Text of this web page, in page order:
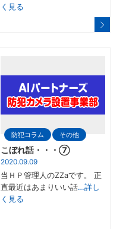
く見る
防犯コラム その他
こぼれ話・・・⑦
2020.09.09
当ＨＰ管理人のZZaです。 正
直最近はあまりいい話…詳し
く見る